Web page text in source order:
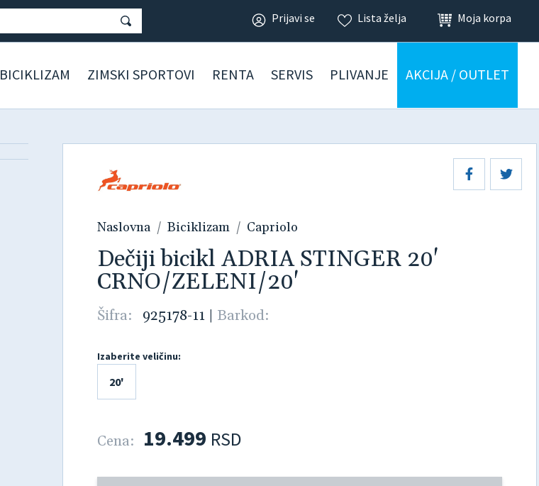
Prijavi se Lista želja Moja korpa
BICIKLIZAM ZIMSKI SPORTOVI RENTA SERVIS PLIVANJE AKCIJA / OUTLET
Naslovna Biciklizam Capriolo
Dečiji bicikl ADRIA STINGER 20'
CRNO/ZELENI/20'
Šifra: 925178-11 | Barkod:
Izaberite veličinu:
20'
Cena: 19.499 RSD